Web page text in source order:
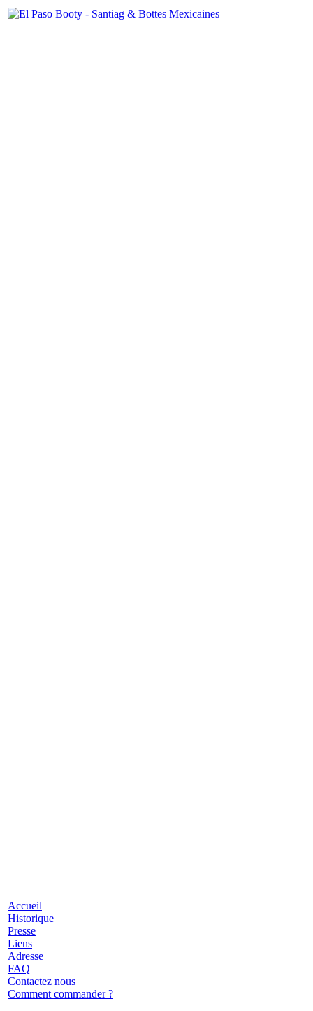
Accueil
Historique
Presse
Liens
Adresse
FAQ
Contactez nous
Comment commander ?